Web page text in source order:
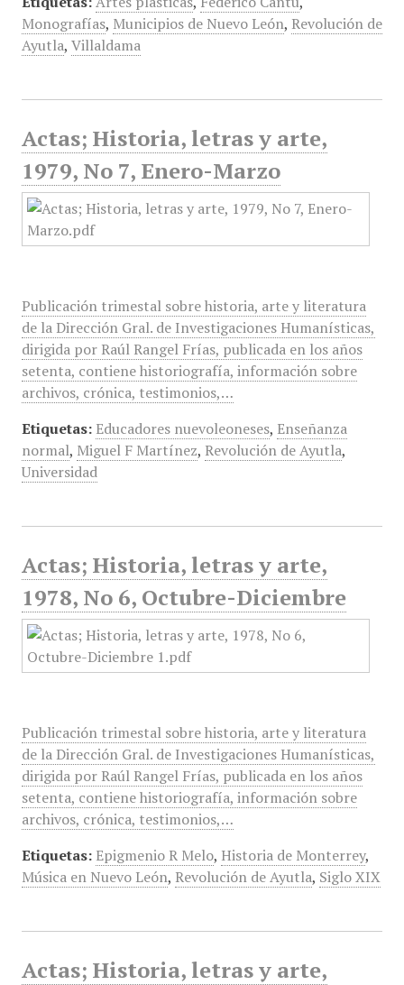
Monografías, Municipios de Nuevo León, Revolución de
Ayutla, Villaldama
Actas; Historia, letras y arte,
1979, No 7, Enero-Marzo
Publicación trimestal sobre historia, arte y literatura
de la Dirección Gral. de Investigaciones Humanísticas,
dirigida por Raúl Rangel Frías, publicada en los años
setenta, contiene historiografía, información sobre
archivos, crónica, testimonios,…
Etiquetas: Educadores nuevoleoneses, Enseñanza
normal, Miguel F Martínez, Revolución de Ayutla,
Universidad
Actas; Historia, letras y arte,
1978, No 6, Octubre-Diciembre
Publicación trimestal sobre historia, arte y literatura
de la Dirección Gral. de Investigaciones Humanísticas,
dirigida por Raúl Rangel Frías, publicada en los años
setenta, contiene historiografía, información sobre
archivos, crónica, testimonios,…
Etiquetas: Epigmenio R Melo, Historia de Monterrey,
Música en Nuevo León, Revolución de Ayutla, Siglo XIX
Actas; Historia, letras y arte,